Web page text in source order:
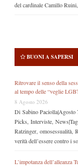
del cardinale Camillo
BUONI A SAPERSI
Ritrovare il senso della
al tempo delle “veglie
8 Agosto 2026
Di Sabino Paciolla|Agosto
Picks, Interviste,
Ratzinger, omosessualità,
verità dell’essere contro i
L’impotanza dell’alleanza